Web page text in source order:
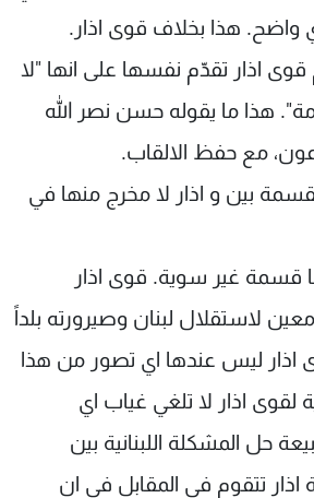
واضح. هذا بخلاف قوى اذار.
اذار تقدّم نفسها على انها "لا
هذا ما يقوله حسن نصر الله
مع حفظ الالقاب.
بين و اذار لا مخرج منها في
قسمة غير سوية. قوى اذار
لاستقلال لبنان وصيرورته بلداً
اذار ليس عندها اي تصور من هذا
لقوى اذار لا تلغي غياب اي
حل المشكلة اللبنانية بين
اذار تتقوم في المقابل في ان